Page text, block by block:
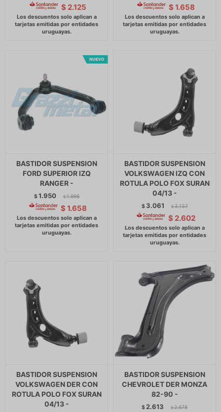
$ 2.125 $ 1.658
BASTIDOR SUSPENSION
FORD SUPERIOR IZQ
RANGER -
$1.950 $ 1.998
$ 1.658
BASTIDOR SUSPENSION
VOLKSWAGEN IZQ CON
ROTULA POLO FOX SURAN
04/13 -
$ 3.061 $ 3.137
$ 2.602
BASTIDOR SUSPENSION
VOLKSWAGEN DER CON
ROTULA POLO FOX SURAN
04/13 -
BASTIDOR SUSPENSION
CHEVROLET DER MONZA
82-90 -
$ 2.613 $ 2.678